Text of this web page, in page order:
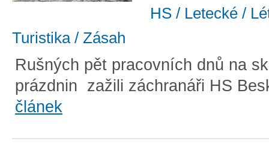
HS / Letecké /
Turistika / Zásah
Rušných pět pracovních dnů na
prázdnin zažili záchranáři HS
článek